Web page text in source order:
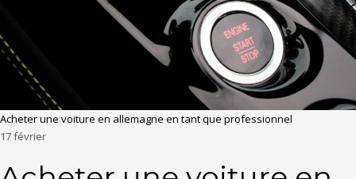
Acheter une voiture en allemagne en tant que professionnel
17février